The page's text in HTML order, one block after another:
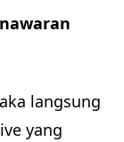
langsung
yang